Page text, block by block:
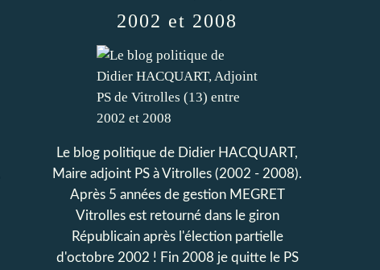
2002 et 2008
Le blog politique de Didier HACQUART,
Maire adjoint PS à Vitrolles (2002 - 2008).
Après 5 années de gestion MEGRET
Vitrolles est retourné dans le giron
Républicain après l'élection partielle
d'octobre 2002 ! Fin 2008 je quitte le PS